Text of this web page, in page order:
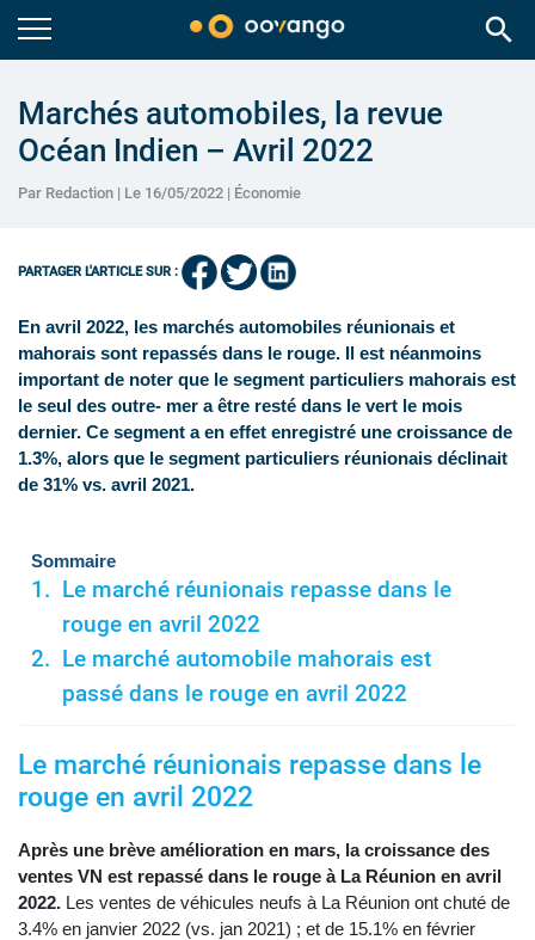
search
Marchés automobiles, la revue
Océan Indien – Avril 2022
Par Redaction | Le 16/05/2022 | Économie
PARTAGER L'ARTICLE SUR :
En avril 2022, les marchés automobiles réunionais et
mahorais sont repassés dans le rouge. Il est néanmoins
important de noter que le segment particuliers mahorais est
le seul des outre- mer a être resté dans le vert le mois
dernier. Ce segment a en effet enregistré une croissance de
1.3%, alors que le segment particuliers réunionais déclinait
de 31% vs. avril 2021.
Sommaire
Le marché réunionais repasse dans le
rouge en avril 2022
Le marché automobile mahorais est
passé dans le rouge en avril 2022
Le marché réunionais repasse dans le
rouge en avril 2022
Après une brève amélioration en mars, la croissance des
ventes VN est repassé dans le rouge à La Réunion en avril
2022. Les ventes de véhicules neufs à La Réunion ont chuté de
3.4% en janvier 2022 (vs. jan 2021) ; et de 15.1% en février